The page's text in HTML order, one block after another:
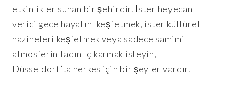
etkinlikler sunan bir şehirdir. İster heyecan
verici gece hayatını keşfetmek, ister kültürel
hazineleri keşfetmek veya sadece samimi
atmosferin tadını çıkarmak isteyin,
Düsseldorf’ta herkes için bir şeyler vardır.